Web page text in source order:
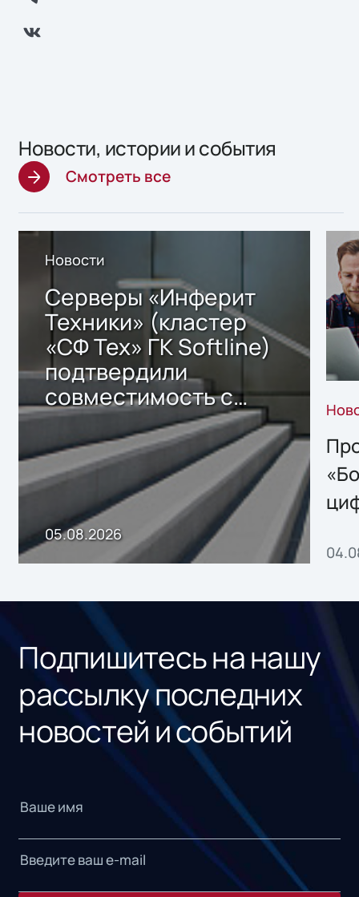
Новости, истории и события
Смотреть все
Новости
Серверы «Инферит
Техники» (кластер
«СФ Тех» ГК Softline)
подтвердили
совместимость с
решением Sharx
Storage 2.x для
хранения данных
05.08.2026
Подпишитесь на нашу
рассылку последних
новостей и событий